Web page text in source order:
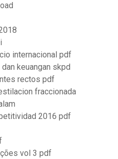
internacional pdf
keuangan skpd
rectos pdf
fraccionada
2016 pdf
vol 3 pdf